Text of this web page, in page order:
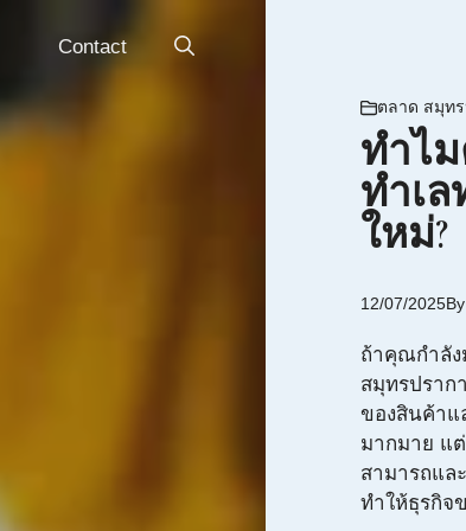
Contact
ตลาด สมุท
ทำไ
ทำเ
ใหม่?
12/07/2025By
ถ้าคุณกำลัง
สมุทรปราก
ของสินค้าแ
มากมาย แ
สามารถแล
ทำให้ธุรกิจ